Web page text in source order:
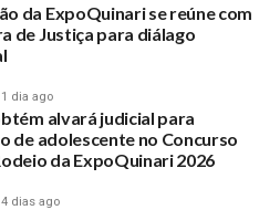
ganha prêmio do
nomeação para cargo
de ramais realizadas
da ExpoQuinari se reúne com
de Justiça para diálago
1 dia ago
alvará judicial para
de adolescente no Concurso
da ExpoQuinari 2026
4 dias ago